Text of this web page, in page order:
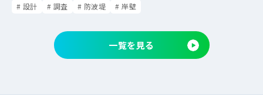
設計 調査 防波堤 岸壁
一覧を見る